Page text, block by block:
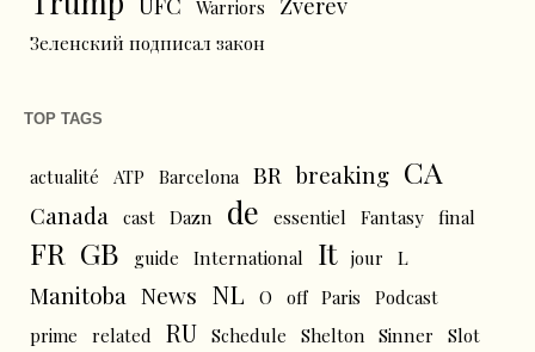
Warriors
Зеленский подписал закон
TOP TAGS
actualité ATP Barcelona BR breaking CA
Canada cast Dazn de essentiel Fantasy final
FR GB guide International It jour L
Manitoba News NL O off Paris
Podcast
prime
related RU Schedule Shelton Sinner
Slot